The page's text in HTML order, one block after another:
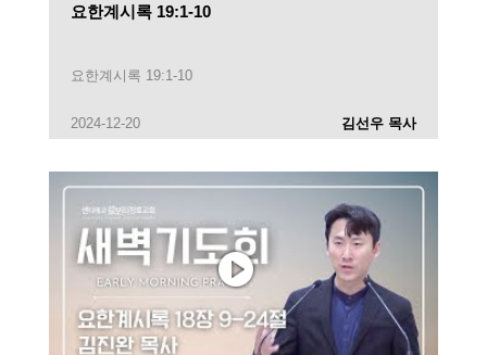
요한계시록 19:1-10
요한계시록 19:1-10
2024-12-20 김선우 목사